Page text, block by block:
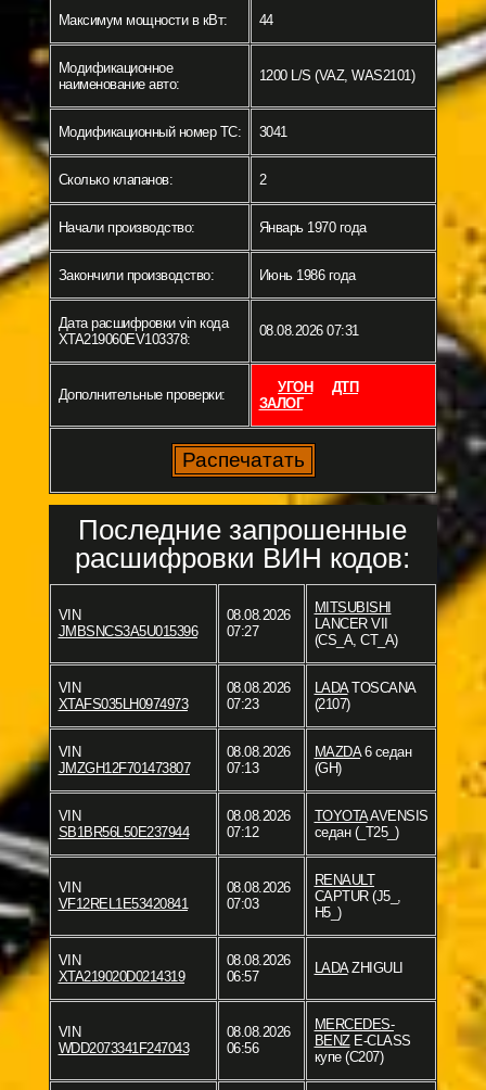
Максимум мощности в кВт: 44
Модификационное
наименование авто:
1200 L/S (VAZ, WAS2101)
Модификационный номер ТС: 3041
Сколько клапанов: 2
Начали производство: Январь 1970 года
Закончили производство: Июнь 1986 года
Дата расшифровки vin кода
XTA219060EV103378:
08.08.2026 07:31
Дополнительные проверки: УГОН
ДТП
ЗАЛОГ
Последние запрошенные
расшифровки ВИН кодов:
VIN
JMBSNCS3A5U015396
08.08.2026
07:27
MITSUBISHI
LANCER VII
(CS_A, CT_A)
VIN
XTAFS035LH0974973
08.08.2026
07:23
LADATOSCANA
(2107)
VIN
JMZGH12F701473807
08.08.2026
07:13
MAZDA6 седан
(GH)
VIN
SB1BR56L50E237944
08.08.2026
07:12
TOYOTAAVENSIS
седан (_T25_)
VIN
VF12REL1E53420841
08.08.2026
07:03
RENAULT
CAPTUR (J5_,
H5_)
VIN
XTA219020D0214319
08.08.2026
06:57
LADAZHIGULI
VIN
WDD2073341F247043
08.08.2026
06:56
MERCEDES-
BENZE-CLASS
купе (C207)